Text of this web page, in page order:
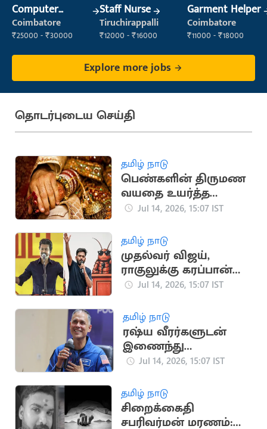
Computer
Operator
Coimbatore
₹25000 - ₹30000
Staff Nurse
Tiruchirappalli
₹12000 - ₹16000
Garment Helper
Coimbatore
₹11000 - ₹18000
Explore more jobs
தொடர்புடைய செய்தி
தமிழ் நாடு
பெண்களின் திருமண
வயதை உயர்த்த
மத்திய அரசு
Jul 14, 2026, 15:07 IST
தமிழ் நாடு
முதல்வர் விஜய்,
ராகுலுக்கு கரப்பான்
பூச்சி கட்சி போராட
Jul 14, 2026, 15:07 IST
தமிழ் நாடு
ரஷ்ய வீரர்களுடன்
இணைந்து
விண்வெளி
தொடங்கினார் அனில்
மேனன்
Jul 14, 2026, 15:07 IST
தமிழ் நாடு
சிறைக்கைதி
சபரிவர்மன் மரணம்: